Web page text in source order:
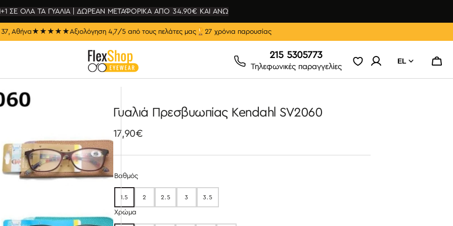
ΣΕ ΟΛΑ ΤΑ ΓΥΑΛΙΑ | ΔΩΡΕΑΝ ΜΕΤΑΦΟΡΙΚΑ ΑΠΟ 34.90€ ΚΑΙ ΑΝΩ
Αθήνα★★★★★Αξιολόγηση 4,7/5 από τους πελάτες μας 🏆 27 χρόνια παρουσίας
215 5305773
Τηλεφωνικές παραγγελίες
EL
Γυαλιά Πρεσβυωπίας Kendahl SV2060
Κανονική
17,90€
Βαθμός
1.5ΕΞΑΝΤΛΉΘΗΚΕ
2ΕΞΑΝΤΛΉΘΗΚΕ
2.5ΕΞΑΝΤΛΉΘΗΚΕ
3ΕΞΑΝΤΛΉΘΗΚΕ
3.5ΕΞΑΝΤΛΉΘΗΚΕ
Χρώμα